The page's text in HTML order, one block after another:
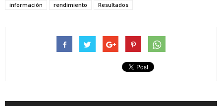
información
rendimiento Resultados